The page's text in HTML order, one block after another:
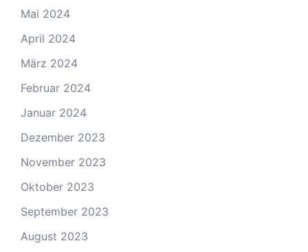
Mai 2024
April 2024
März 2024
Februar 2024
Januar 2024
Dezember 2023
November 2023
Oktober 2023
September 2023
August 2023